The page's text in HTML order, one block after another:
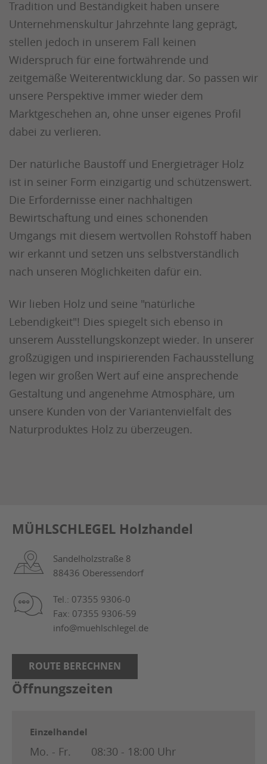
Tradition und Beständigkeit haben unsere
Unternehmenskultur Jahrzehnte lang geprägt,
stellen jedoch in unserem Fall keinen
Widerspruch für eine fortwährende und
zeitgemäße Weiterentwicklung dar. So passen wir
unsere Perspektive immer wieder dem
Marktgeschehen an, ohne unser eigenes Profil
dabei zu verlieren.
Der natürliche Baustoff und Energieträger Holz
ist in seiner Form einzigartig und schützenswert.
Die Erfordernisse einer nachhaltigen
Bewirtschaftung und eines schonenden
Umgangs mit diesem wertvollen Rohstoff haben
wir erkannt und setzen uns selbstverständlich
nach unseren Möglichkeiten dafür ein.
Wir lieben Holz und seine "natürliche
Lebendigkeit"! Dies spiegelt sich ebenso in
unserem Ausstellungskonzept wieder. In unserer
großzügigen und inspirierenden Fachausstellung
legen wir großen Wert auf eine ansprechende
Gestaltung und angenehme Atmosphäre, um
unsere Kunden von der Variantenvielfalt des
Naturproduktes Holz zu überzeugen.
MÜHLSCHLEGEL Holzhandel
Sandelholzstraße 8
88436 Oberessendorf
Tel.: 07355 9306-0
Fax: 07355 9306-59
info@muehlschlegel.de
ROUTE BERECHNEN
Öffnungszeiten
Einzelhandel
Mo. - Fr.
08:30 - 18:00 Uhr